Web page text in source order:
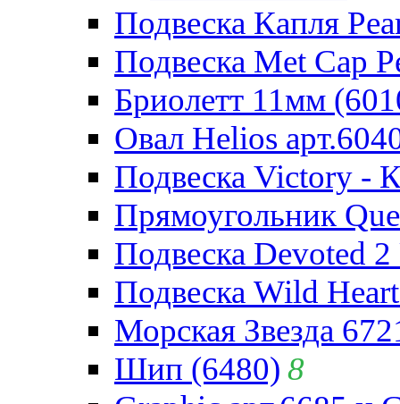
Подвеска Капля
Подвеска Met Cap
Бриолетт 11мм
Овал Helios
Подвеска Victory -
Прямоугольник
Подвеска Devoted
Подвеска Wild
Морская Звезда
Шип (6480) 8